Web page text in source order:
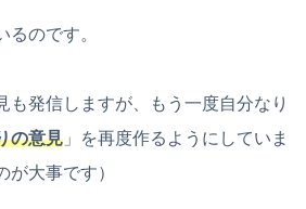
るのです。
も発信しますが、もう一度自分なり
の意見 」を再度作るようにしていま
大事です）